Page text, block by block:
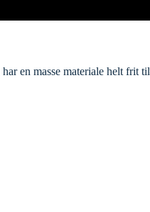
en masse materiale helt frit